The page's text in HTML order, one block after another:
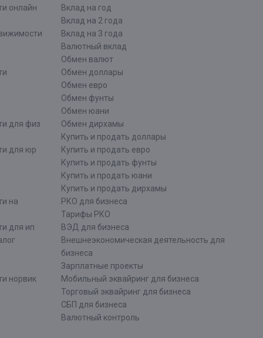
онлайн
для физ
для юр
на
для ип
норвик
Вклад на год
Вклад на 2 года
Вклад на 3 года
Валютный вклад
Обмен валют
Обмен доллары
Обмен евро
Обмен фунты
Обмен юани
Обмен дирхамы
Купить и продать доллары
Купить и продать евро
Купить и продать фунты
Купить и продать юани
Купить и продать дирхамы
РКО для бизнеса
Тарифы РКО
ВЭД для бизнеса
Внешнеэкономическая деятельность для
бизнеса
Зарплатные проекты
Мобильный эквайринг для бизнеса
Торговый эквайринг для бизнеса
СБП для бизнеса
Валютный контроль